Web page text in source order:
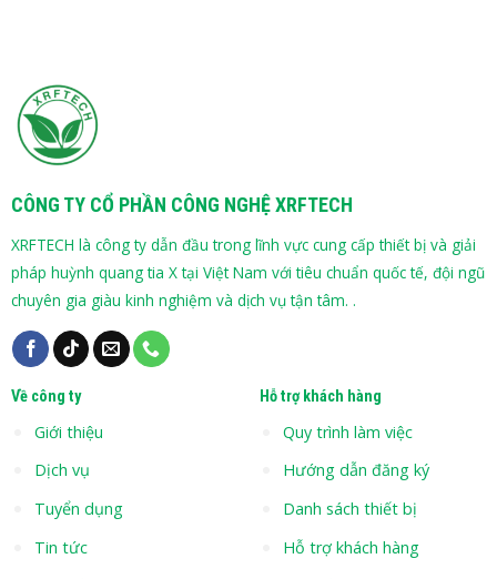
CÔNG TY CỔ PHẦN CÔNG NGHỆ XRFTECH
XRFTECH là công ty dẫn đầu trong lĩnh vực cung cấp thiết bị và giải
pháp huỳnh quang tia X tại Việt Nam với tiêu chuẩn quốc tế, đội ngũ
chuyên gia giàu kinh nghiệm và dịch vụ tận tâm. .
Về công ty
Giới thiệu
Dịch vụ
Tuyển dụng
Tin tức
Hỗ trợ khách hàng
Quy trình làm việc
Hướng dẫn đăng ký
Danh sách thiết bị
Hỗ trợ khách hàng